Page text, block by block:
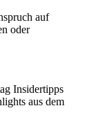
auf
oder
Insidertipps
aus dem